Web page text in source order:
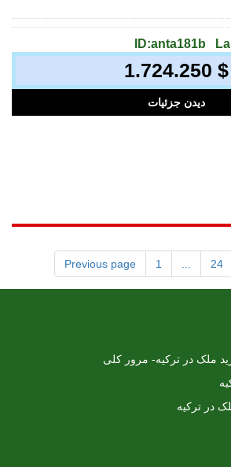
ID:anta181b
1.724.250 $
دیدن جزئیات
Previous page 1 24
ملک در ترکیه- مرور کلی
در ترکیه